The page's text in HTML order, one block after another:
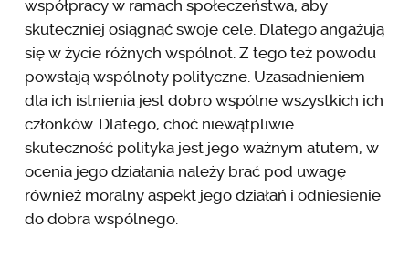
współpracy w ramach społeczeństwa, aby
skuteczniej osiągnąć swoje cele. Dlatego angażują
się w życie różnych wspólnot. Z tego też powodu
powstają wspólnoty polityczne. Uzasadnieniem
dla ich istnienia jest dobro wspólne wszystkich ich
członków. Dlatego, choć niewątpliwie
skuteczność polityka jest jego ważnym atutem, w
ocenia jego działania należy brać pod uwagę
również moralny aspekt jego działań i odniesienie
do dobra wspólnego.